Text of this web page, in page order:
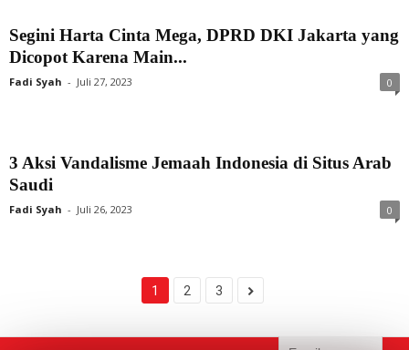
Segini Harta Cinta Mega, DPRD DKI Jakarta yang
Dicopot Karena Main...
Fadi Syah - Juli 27, 2023 0
3 Aksi Vandalisme Jemaah Indonesia di Situs Arab
Saudi
Fadi Syah - Juli 26, 2023 0
1 2 3